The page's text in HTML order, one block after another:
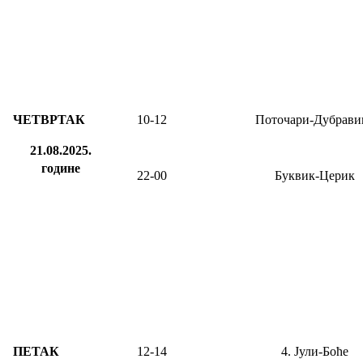
ЧЕТВРТАК
21.08.2025.
године
10-12 Поточари-
22-00 Буквик-Церик
ПЕТАК 12-14 4. Јули-Боће